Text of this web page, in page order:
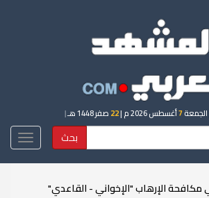
الجمعة7أغسطس 2026 م | 22 صفر 1448 هـ |
بحث
مكافحة الإرهاب "الإخواني - القاعدي"